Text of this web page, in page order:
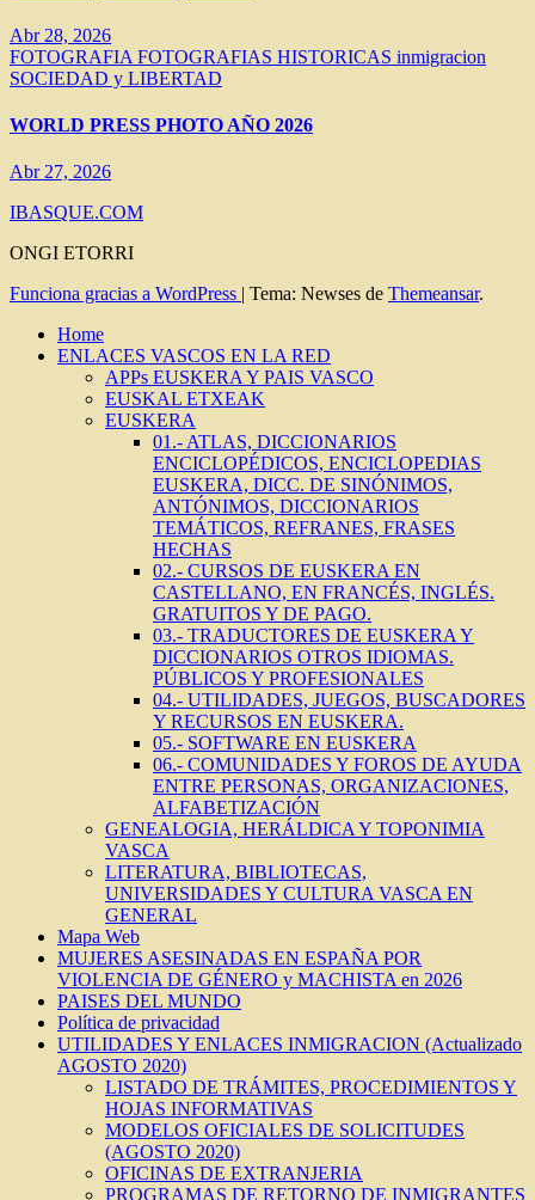
Abr 28, 2026
FOTOGRAFIA FOTOGRAFIAS HISTORICAS inmigracion
SOCIEDAD y LIBERTAD
WORLD PRESS PHOTO AÑO 2026
Abr 27, 2026
IBASQUE.COM
ONGI ETORRI
Funciona gracias a WordPress | Tema: Newses de Themeansar.
Home
ENLACES VASCOS EN LA RED
APPs EUSKERA Y PAIS VASCO
EUSKAL ETXEAK
EUSKERA
01.- ATLAS, DICCIONARIOS
ENCICLOPÉDICOS, ENCICLOPEDIAS
EUSKERA, DICC. DE SINÓNIMOS,
ANTÓNIMOS, DICCIONARIOS
TEMÁTICOS, REFRANES, FRASES
HECHAS
02.- CURSOS DE EUSKERA EN
CASTELLANO, EN FRANCÉS, INGLÉS.
GRATUITOS Y DE PAGO.
03.- TRADUCTORES DE EUSKERA Y
DICCIONARIOS OTROS IDIOMAS.
PÚBLICOS Y PROFESIONALES
04.- UTILIDADES, JUEGOS, BUSCADORES
Y RECURSOS EN EUSKERA.
05.- SOFTWARE EN EUSKERA
06.- COMUNIDADES Y FOROS DE AYUDA
ENTRE PERSONAS, ORGANIZACIONES,
ALFABETIZACIÓN
GENEALOGIA, HERÁLDICA Y TOPONIMIA
VASCA
LITERATURA, BIBLIOTECAS,
UNIVERSIDADES Y CULTURA VASCA EN
GENERAL
Mapa Web
MUJERES ASESINADAS EN ESPAÑA POR
VIOLENCIA DE GÉNERO y MACHISTA en 2026
PAISES DEL MUNDO
Política de privacidad
UTILIDADES Y ENLACES INMIGRACION (Actualizado
AGOSTO 2020)
LISTADO DE TRÁMITES, PROCEDIMIENTOS Y
HOJAS INFORMATIVAS
MODELOS OFICIALES DE SOLICITUDES
(AGOSTO 2020)
OFICINAS DE EXTRANJERIA
PROGRAMAS DE RETORNO DE INMIGRANTES